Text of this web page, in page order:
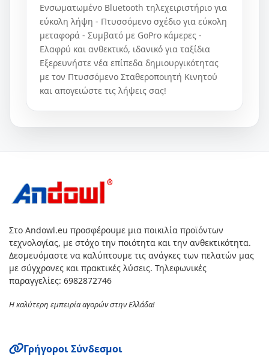
Ενσωματωμένο Bluetooth τηλεχειριστήριο για
εύκολη λήψη - Πτυσσόμενο σχέδιο για εύκολη
μεταφορά - Συμβατό με GoPro κάμερες -
Ελαφρύ και ανθεκτικό, ιδανικό για ταξίδια
Εξερευνήστε νέα επίπεδα δημιουργικότητας
με τον Πτυσσόμενο Σταθεροποιητή Κινητού
και απογειώστε τις λήψεις σας!
Στο Andowl.eu προσφέρουμε μια ποικιλία προϊόντων
τεχνολογίας, με στόχο την ποιότητα και την ανθεκτικότητα.
Δεσμευόμαστε να καλύπτουμε τις ανάγκες των πελατών μας
με σύγχρονες και πρακτικές λύσεις. Τηλεφωνικές
παραγγελίες: 6982872746
Η καλύτερη εμπειρία αγορών στην Ελλάδα!
Γρήγοροι Σύνδεσμοι